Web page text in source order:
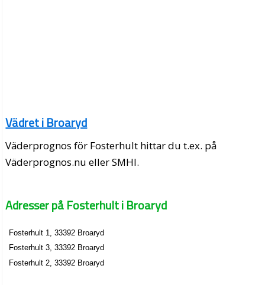
Vädret i Broaryd
Väderprognos för Fosterhult hittar du t.ex. på
Väderprognos.nu eller SMHI.
Adresser på Fosterhult i Broaryd
Fosterhult 1, 33392 Broaryd
Fosterhult 3, 33392 Broaryd
Fosterhult 2, 33392 Broaryd